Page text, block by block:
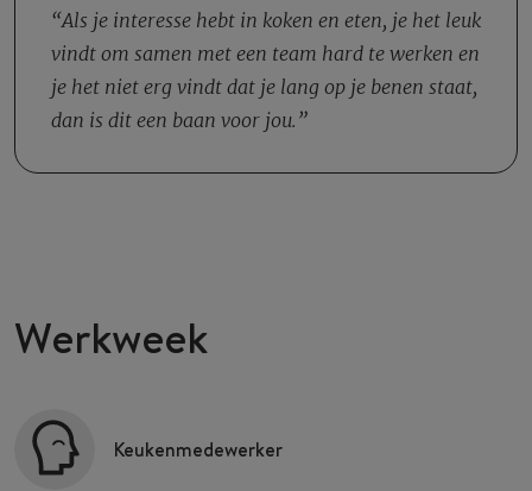
schoon, maar gedurende de dag zorg je ook dat je werkplek
netjes blijft. Je houdt ook nauwgezet de voorraden van
ingrediënten bij, zodat de Manager deze kan bestellen en
er altijd genoeg is.
opstarten van de keuken en wanneer je een sluitende
dienst hebt zorg je er met collega’s voor dat alles schoon
en netjes achtergelaten wordt voor de collega’s van de
volgende dag.
Als je interesse hebt in koken en eten, je het leuk
vindt om samen met een team hard te werken en
je het niet erg vindt dat je lang op je benen staat,
dan is dit een baan voor jou.
Werkweek
Keukenmedewerker